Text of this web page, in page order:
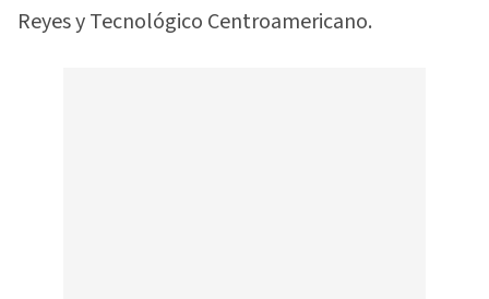
Reyes y Tecnológico Centroamericano.